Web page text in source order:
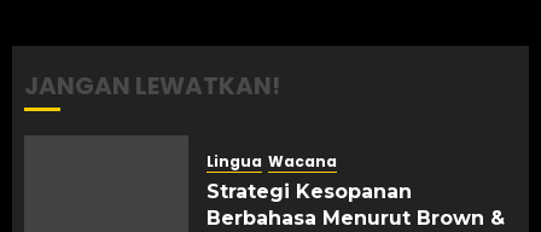
Dasar,
dan 10
06/05/2026
0
JANGAN LEWATKAN!
Lingua Wacana
Strategi Kesopanan
Berbahasa Menurut Brown &